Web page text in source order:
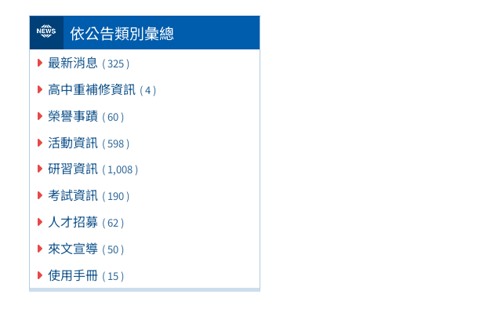
依公告類別彙總
最新消息 ( 325 )
高中重補修資訊 ( 4 )
榮譽事蹟 ( 60 )
活動資訊 ( 598 )
研習資訊 ( 1,008 )
考試資訊 ( 190 )
人才招募 ( 62 )
來文宣導 ( 50 )
使用手冊 ( 15 )